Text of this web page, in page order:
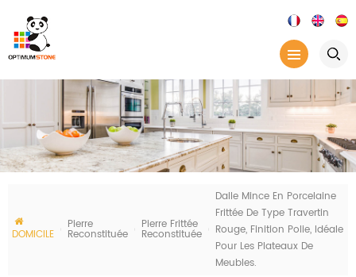
DOMICILE
Pierre
Reconstituée
Pierre Frittée
Reconstituée
Dalle Mince En Porcelaine
Frittée De Type Travertin
Rouge, Finition Polie, Idéale
Pour Les Plateaux De
Meubles.